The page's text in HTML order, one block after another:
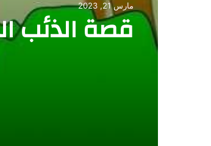
مارس 21, 2023
قصة الذئب
قصص عبرة
فبراير 1, 2023
قصة